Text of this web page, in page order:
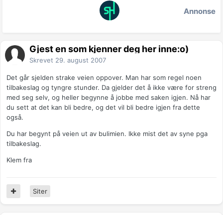
Annonse
Gjest en som kjenner deg her inne:o)
Skrevet 29. august 2007
Det går sjelden strake veien oppover. Man har som regel noen
tilbakeslag og tyngre stunder. Da gjelder det å ikke være for streng
med seg selv, og heller begynne å jobbe med saken igjen. Nå har
du sett at det kan bli bedre, og det vil bli bedre igjen fra dette
også.
Du har begynt på veien ut av bulimien. Ikke mist det av syne pga
tilbakeslag.
Klem fra
Siter